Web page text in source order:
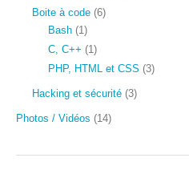
Boite à code (6)
Bash (1)
C, C++ (1)
PHP, HTML et CSS (3)
Hacking et sécurité (3)
Photos / Vidéos (14)